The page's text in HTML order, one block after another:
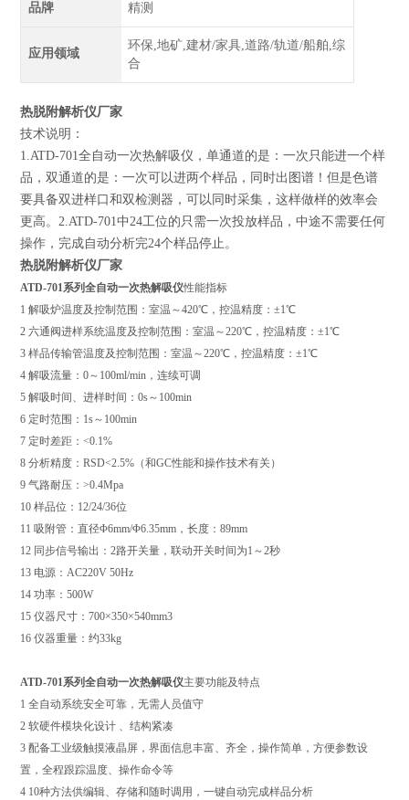
品牌 精测
应用领域
环保,地矿,建材/家具,道路/轨道/船舶,综
合
热脱附解析仪厂家
技术说明：
1.ATD-701全自动一次热解吸仪，单通道的是：一次只能进一个样
品，双通道的是：一次可以进两个样品，同时出图谱！但是色谱
要具备双进样口和双检测器，可以同时采集，这样做样的效率会
更高。2.ATD-701中24工位的只需一次投放样品，中途不需要任何
操作，完成自动分析完24个样品停止。
热脱附解析仪厂家
ATD-701系列全自动一次热解吸仪性能指标
1 解吸炉温度及控制范围：室温～420℃，控温精度：±1℃
2 六通阀进样系统温度及控制范围：室温～220℃，控温精度：±1℃
3 样品传输管温度及控制范围：室温～220℃，控温精度：±1℃
4 解吸流量：0～100ml/min，连续可调
5 解吸时间、进样时间：0s～100min
6 定时范围：1s～100min
7 定时差距：<0.1%
8 分析精度：RSD<2.5%（和GC性能和操作技术有关）
9 气路耐压：>0.4Mpa
10 样品位：12/24/36位
11 吸附管：直径Φ6mm/Φ6.35mm，长度：89mm
12 同步信号输出：2路开关量，联动开关时间为1～2秒
13 电源：AC220V 50Hz
14 功率：500W
15 仪器尺寸：700×350×540mm3
16 仪器重量：约33kg
ATD-701系列全自动一次热解吸仪主要功能及特点
1 全自动系统安全可靠，无需人员值守
2 软硬件模块化设计 、结构紧凑
3 配备工业级触摸液晶屏，界面信息丰富、齐全，操作简单，方便参数设
置，全程跟踪温度、操作命令等
4 10种方法供编辑、存储和随时调用，一键自动完成样品分析